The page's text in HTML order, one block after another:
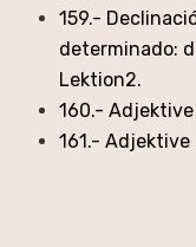
159.-
determinado:
Lektion2.
160.- Adjektive
161.- Adjektive